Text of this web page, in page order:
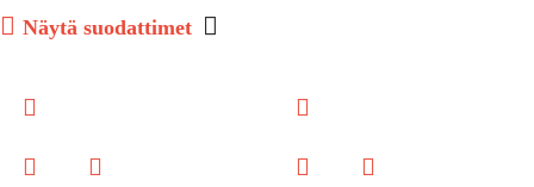
Näytä suodattimet